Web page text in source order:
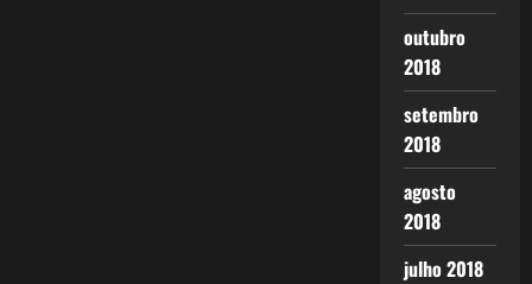
outubro
2018
setembro
2018
agosto
2018
julho 2018